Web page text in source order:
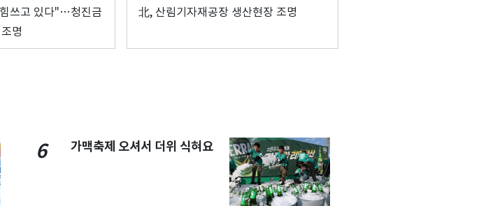
쓰고 있다"…청진금
명
北, 산림기자재공장 생산현장 조명
6 가맥축제 오셔서 더위 식혀요